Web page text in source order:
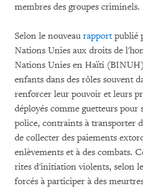
membres des groupes criminels.
Selon le nouveau rapportpublié
Nations Unies aux droits de
Nations Unies en Haïti
enfants dans des rôles souvent
renforcer leur pouvoir et leurs
déployés comme guetteurs pour
police, contraints à transporter
de collecter des paiements
enlèvements et à des combats.
rites d'initiation violents, selon
forcés à participer à des